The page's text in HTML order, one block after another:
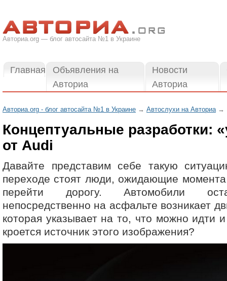
Авториа.org — блог автосайта №1 в Украине
Главная
Объявления на
Авториа
Новости
Авториа
Авториа.org - блог автосайта №1 в Украине → Автослухи на Авториа→
Концептуальные разработки:
от Audi
Давайте представим себе такую
переходе стоят люди, ожидающие
перейти дорогу. Автомобили
непосредственно на асфальте возникает
которая указывает на то, что можно идти
кроется источник этого изображения?